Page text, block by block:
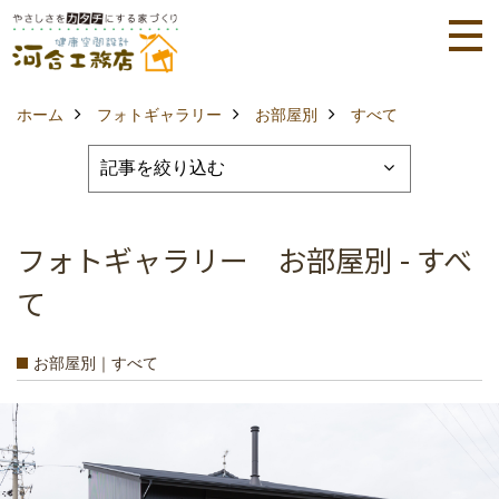
ホーム フォトギャラリー お部屋別 すべて
フォトギャラリー お部屋別 - すべ
て
お部屋別｜すべて